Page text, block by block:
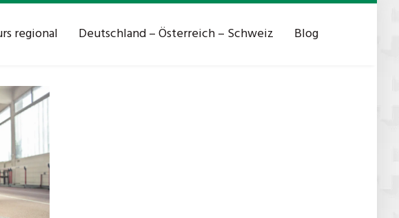
regional Deutschland – Österreich – Schweiz Blog